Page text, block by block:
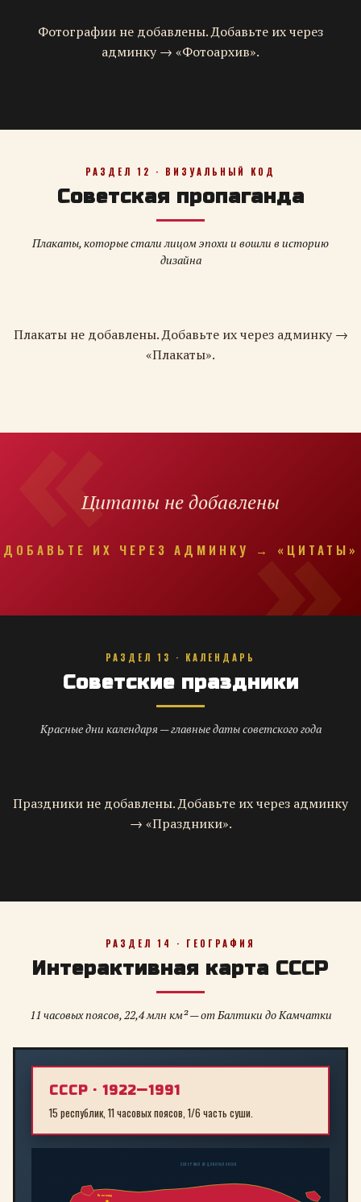
Фотографии не добавлены. Добавьте их через
админку → «Фотоархив».
РАЗДЕЛ 12 · ВИЗУАЛЬНЫЙ КОД
Советская пропаганда
Плакаты, которые стали лицом эпохи и вошли в историю
дизайна
Плакаты не добавлены. Добавьте их через админку →
«Плакаты».
Цитаты не добавлены
ДОБАВЬТЕ ИХ ЧЕРЕЗ АДМИНКУ → «ЦИТАТЫ»
РАЗДЕЛ 13 · КАЛЕНДАРЬ
Советские праздники
Красные дни календаря — главные даты советского года
Праздники не добавлены. Добавьте их через админку
→ «Праздники».
РАЗДЕЛ 14 · ГЕОГРАФИЯ
Интерактивная карта СССР
11 часовых поясов, 22,4 млн км² — от Балтики до Камчатки
СССР · 1922—1991
15 республик, 11 часовых поясов, 1/6 часть суши.
Ленинград
СЕВЕРНЫЙ ЛЕДОВИТЫЙ ОКЕАН